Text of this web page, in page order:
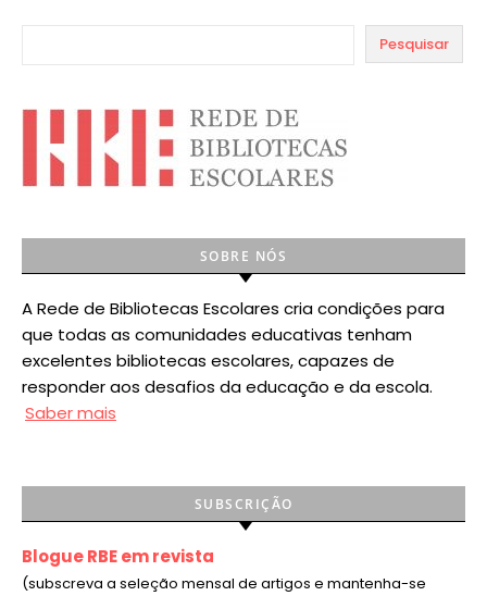
Pesquisar
SOBRE NÓS
A Rede de Bibliotecas Escolares cria condições para
que todas as comunidades educativas tenham
excelentes bibliotecas escolares, capazes de
responder aos desafios da educação e da escola.
Saber mais
SUBSCRIÇÃO
Blogue RBE em revista
(subscreva a seleção mensal de artigos e mantenha-se